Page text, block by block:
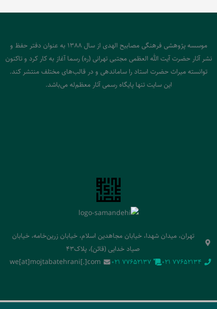
موسسه پژوهشی فرهنگی مصابیح الهدی از سال 1388 به عنوان دفتر حفظ و
نشر آثار حضرت آیت الله العظمی مجتبی تهرانی (ره) رسما آغاز به کار کرد و تاکنون
توانسته میراث حضرت استاد را ساماندهی و در قالب‌های مختلف منتشر کند.
این سایت تنها پایگاه رسمی آثار معظم‌له می‌باشد.
تهران، میدان شهدا، خیابان مجاهدین اسلام، خیابان زرین‌خامه، خیابان
صیاد خدایی (قائن)، پلاک43
‭021 77652134‬
‭021 77652137‬
we[at]mojtabatehrani[.]com